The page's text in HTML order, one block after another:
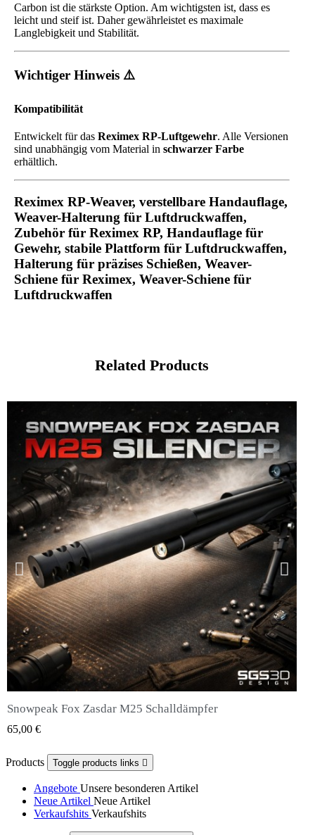
Carbon ist die stärkste Option. Am wichtigsten ist, dass es
leicht und steif ist. Daher gewährleistet es maximale
Langlebigkeit und Stabilität.
Wichtiger Hinweis ⚠️
Kompatibilität
Entwickelt für das Reximex RP-Luftgewehr. Alle Versionen
sind unabhängig vom Material in schwarzer Farbe
erhältlich.
Reximex RP-Weaver, verstellbare Handauflage,
Weaver-Halterung für Luftdruckwaffen,
Zubehör für Reximex RP, Handauflage für
Gewehr, stabile Plattform für Luftdruckwaffen,
Halterung für präzises Schießen, Weaver-
Schiene für Reximex, Weaver-Schiene für
Luftdruckwaffen
Related Products
QUICK VIEW
Snowpeak Fox Zasdar M25 Schalldämpfer
65,00 €
Products Toggle products links 
Angebote Unsere besonderen Artikel
Neue Artikel Neue Artikel
Verkaufshits Verkaufshits